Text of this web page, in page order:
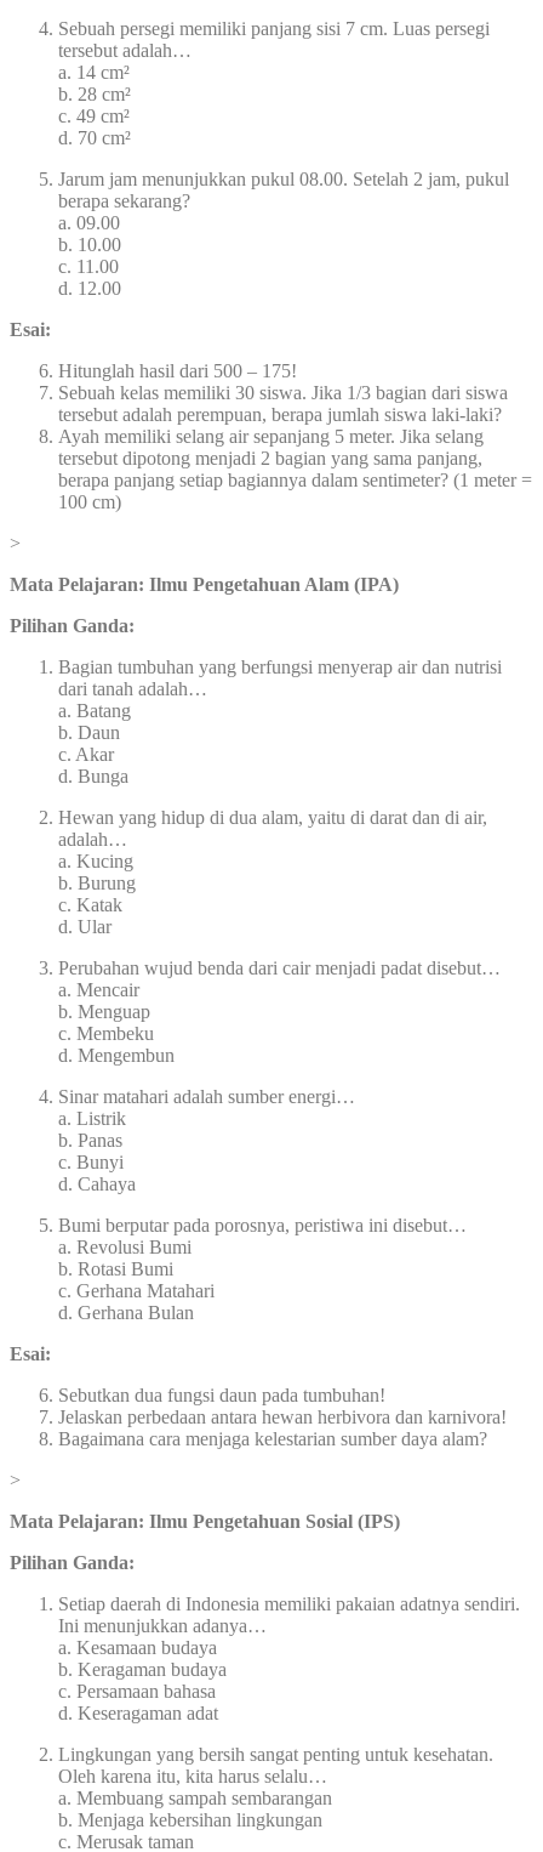
Sebuah persegi memiliki panjang sisi 7 cm. Luas persegi
tersebut adalah…
a. 14 cm²
b. 28 cm²
c. 49 cm²
d. 70 cm²
Jarum jam menunjukkan pukul 08.00. Setelah 2 jam, pukul
berapa sekarang?
a. 09.00
b. 10.00
c. 11.00
d. 12.00
Esai:
Hitunglah hasil dari 500 – 175!
Sebuah kelas memiliki 30 siswa. Jika 1/3 bagian dari siswa
tersebut adalah perempuan, berapa jumlah siswa laki-laki?
Ayah memiliki selang air sepanjang 5 meter. Jika selang
tersebut dipotong menjadi 2 bagian yang sama panjang,
berapa panjang setiap bagiannya dalam sentimeter? (1 meter =
100 cm)
>
Mata Pelajaran: Ilmu Pengetahuan Alam (IPA)
Pilihan Ganda:
Bagian tumbuhan yang berfungsi menyerap air dan nutrisi
dari tanah adalah…
a. Batang
b. Daun
c. Akar
d. Bunga
Hewan yang hidup di dua alam, yaitu di darat dan di air,
adalah…
a. Kucing
b. Burung
c. Katak
d. Ular
Perubahan wujud benda dari cair menjadi padat disebut…
a. Mencair
b. Menguap
c. Membeku
d. Mengembun
Sinar matahari adalah sumber energi…
a. Listrik
b. Panas
c. Bunyi
d. Cahaya
Bumi berputar pada porosnya, peristiwa ini disebut…
a. Revolusi Bumi
b. Rotasi Bumi
c. Gerhana Matahari
d. Gerhana Bulan
Esai:
Sebutkan dua fungsi daun pada tumbuhan!
Jelaskan perbedaan antara hewan herbivora dan karnivora!
Bagaimana cara menjaga kelestarian sumber daya alam?
>
Mata Pelajaran: Ilmu Pengetahuan Sosial (IPS)
Pilihan Ganda:
Setiap daerah di Indonesia memiliki pakaian adatnya sendiri.
Ini menunjukkan adanya…
a. Kesamaan budaya
b. Keragaman budaya
c. Persamaan bahasa
d. Keseragaman adat
Lingkungan yang bersih sangat penting untuk kesehatan.
Oleh karena itu, kita harus selalu…
a. Membuang sampah sembarangan
b. Menjaga kebersihan lingkungan
c. Merusak taman